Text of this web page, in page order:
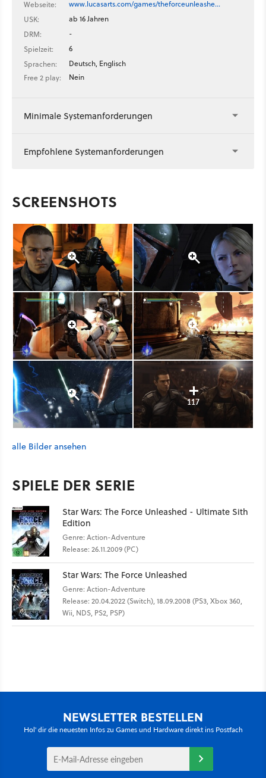
Webseite:
www.lucasarts.com/games/theforceunleashe…
USK:
ab 16 Jahren
DRM:
-
Spielzeit:
6
Sprachen:
Deutsch, Englisch
Free 2 play:
Nein
Minimale Systemanforderungen
Empfohlene Systemanforderungen
SCREENSHOTS
117
alle Bilder ansehen
SPIELE DER SERIE
Star Wars: The Force Unleashed - Ultimate Sith
Edition
Genre: Action-Adventure
Release: 26.11.2009 (PC)
Star Wars: The Force Unleashed
Genre: Action-Adventure
Release: 20.04.2022 (Switch), 18.09.2008 (PS3, Xbox 360,
Wii, NDS, PS2, PSP)
NEWSLETTER BESTELLEN
Hol' dir die neuesten Infos zu Games und Hardware direkt ins Postfach